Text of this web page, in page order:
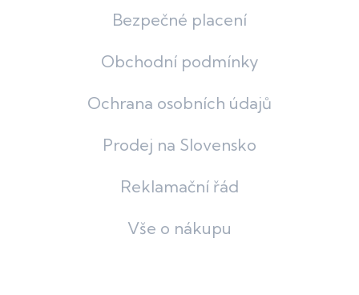
Bezpečné placení
Obchodní podmínky
Ochrana osobních údajů
Prodej na Slovensko
Reklamační řád
Vše o nákupu